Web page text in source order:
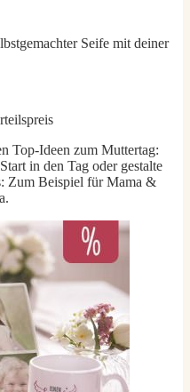
Seife mit deiner
Top-Ideen zum Muttertag:
in den Tag oder gestalte
Zum Beispiel für Mama &